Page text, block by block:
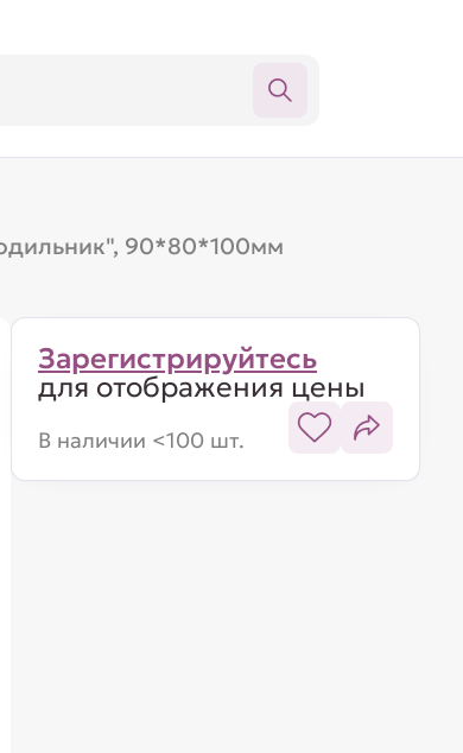
90*80*100мм
Зарегистрируйтесь
для отображения цены
В наличии <100 шт.